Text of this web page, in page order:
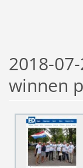
2018-
winnen